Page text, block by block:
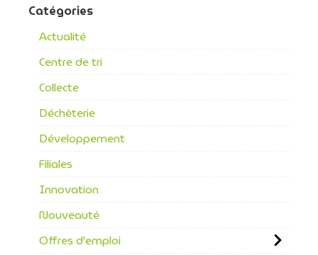
Catégories
Actualité
Centre de tri
Collecte
Déchèterie
Développement
Filiales
Innovation
Nouveauté
Offres d'emploi